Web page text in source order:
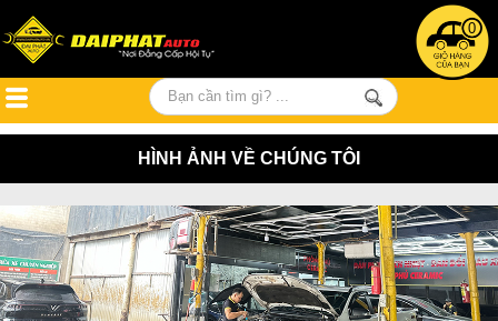
0
HÌNH ẢNH VỀ CHÚNG TÔI